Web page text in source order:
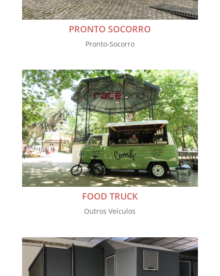
PRONTO SOCORRO
Pronto-Socorro
FOOD TRUCK
Outros Veículos